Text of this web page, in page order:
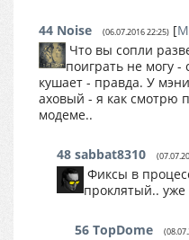
44 Noise (06.07.2016 22:25) [
Что вы сопли
поиграть не могу -
кушает - правда. У
аховый - я как смотрю
модеме..
48 sabbat8310
Фиксы в
проклятый..
56 TopDome